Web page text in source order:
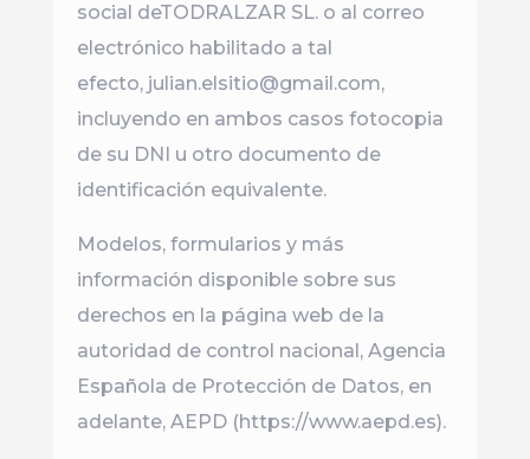
social deTODRALZAR SL. o al correo
electrónico habilitado a tal
efecto, julian.elsitio@gmail.com,
incluyendo en ambos casos fotocopia
de su DNI u otro documento de
identificación equivalente.
Modelos, formularios y más
información disponible sobre sus
derechos en la página web de la
autoridad de control nacional, Agencia
Española de Protección de Datos, en
adelante, AEPD (https://www.aepd.es).